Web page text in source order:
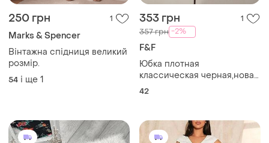
250 грн 1
Marks & Spencer
Вінтажна спідниця великий
розмір.
54 і ще 1
353 грн 1
357 грн -2%
F&F
Юбка плотная
классическая черная,новая,
размер 14.
42